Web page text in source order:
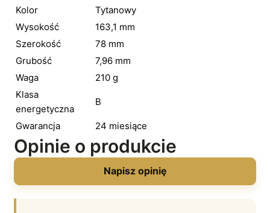
Kolor
Tytanowy
Wysokość
163,1 mm
Szerokość
78 mm
Grubość
7,96 mm
Waga
210 g
Klasa
energetyczna
B
Gwarancja 24 miesiące
Opinie o produkcie
Napisz opinię